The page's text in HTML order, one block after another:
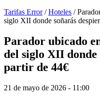
Tarifas Error/Hoteles /
siglo XII donde soñarás
Parador ubicado
del siglo XII donde
partir de 44€
21 de mayo de 2026 - 11:00